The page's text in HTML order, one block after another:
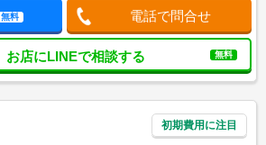
無料 電話で問合せ
お店にLINEで相談する 無料
初期費用に注目